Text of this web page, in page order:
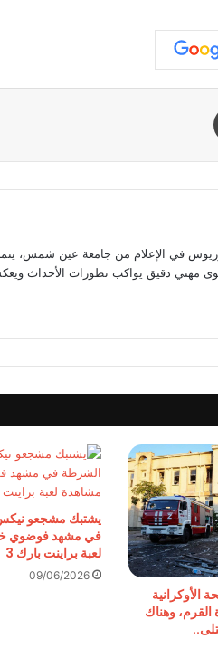
في الإعلام من جامعة عين شمس،
مهني دقيق يواكب تطورات الأحداث
الأوكرانية
وهناك
يشتبك مشجعو
في مشهد فوضوي
لعبة براينت بارك 3
09/06/2026